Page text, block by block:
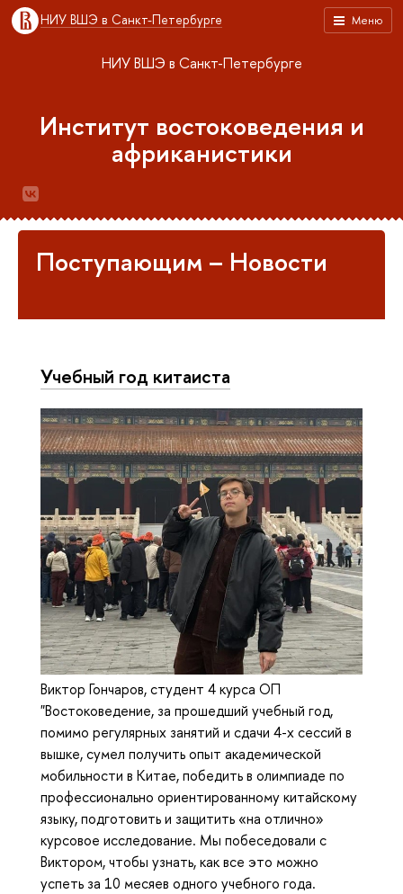
Меню
НИУ ВШЭ в Санкт-Петербурге
НИУ ВШЭ в Санкт-Петербурге
Институт востоковедения и
африканистики
Поступающим – Новости
Учебный год китаиста
Виктор Гончаров, студент 4 курса ОП
"Востоковедение, за прошедший учебный год,
помимо регулярных занятий и сдачи 4-х сессий в
вышке, сумел получить опыт академической
мобильности в Китае, победить в олимпиаде по
профессионально ориентированному китайскому
языку, подготовить и защитить «на отлично»
курсовое исследование. Мы побеседовали с
Виктором, чтобы узнать, как все это можно
успеть за 10 месяев одного учебного года.